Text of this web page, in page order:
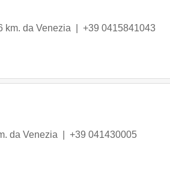
km. da Venezia | +39 0415841043
da Venezia | +39 041430005